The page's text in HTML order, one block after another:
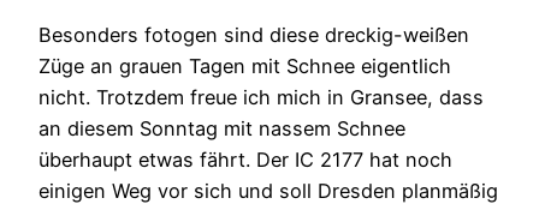
Besonders fotogen sind diese dreckig-weißen
Züge an grauen Tagen mit Schnee eigentlich
nicht. Trotzdem freue ich mich in Gransee, dass
an diesem Sonntag mit nassem Schnee
überhaupt etwas fährt. Der IC 2177 hat noch
einigen Weg vor sich und soll Dresden planmäßig